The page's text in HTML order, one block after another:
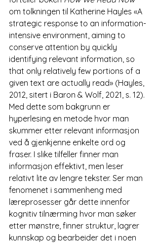
om tolkningen til Katherine Hayles «A
strategic response to an information-
intensive environment, aiming to
conserve attention by quickly
identifying relevant information, so
that only relatively few portions of a
given text are actually read» (Hayles,
2012, sitert i Baron & Wolf, 2021, s. 12).
Med dette som bakgrunn er
hyperlesing en metode hvor man
skummer etter relevant informasjon
ved å gjenkjenne enkelte ord og
fraser. I slike tilfeller finner man
informasjon effektivt, men leser
relativt lite av lengre tekster. Ser man
fenomenet i sammenheng med
læreprosesser går dette innenfor
kognitiv tilnærming hvor man søker
etter mønstre, finner struktur, lagrer
kunnskap og bearbeider det i noen